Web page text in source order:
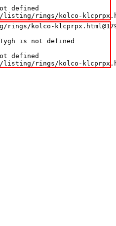
defined
rings/kolco-
kolco-
is not defined
defined
rings/kolco-